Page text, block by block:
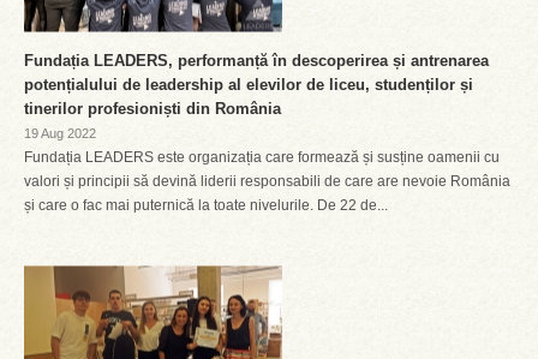
Fundația LEADERS, performanță în descoperirea și antrenarea
potențialului de leadership al elevilor de liceu, studenților și
tinerilor profesioniști din România
19 Aug 2022
Fundația LEADERS este organizația care formează și susține oamenii cu
valori și principii să devină liderii responsabili de care are nevoie România
și care o fac mai puternică la toate nivelurile. De 22 de...